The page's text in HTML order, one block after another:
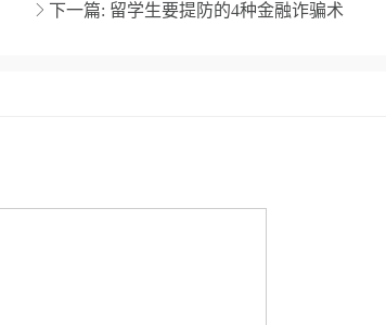
下一篇: 留学生要提防的4种金融诈骗术